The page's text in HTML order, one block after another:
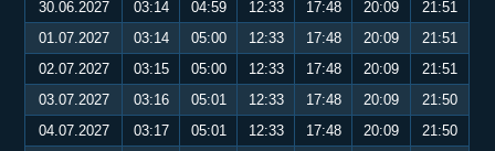
30.06.2027
03:14 04:59 12:33 17:48 20:09
21:51
01.07.2027
03:14 05:00 12:33 17:48 20:09
21:51
02.07.2027
03:15 05:00 12:33 17:48 20:09
21:51
03.07.2027
03:16 05:01 12:33 17:48 20:09
21:50
04.07.2027
03:17 05:01 12:33 17:48 20:09
21:50